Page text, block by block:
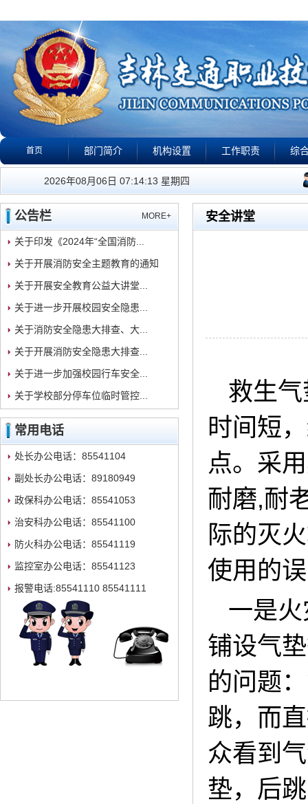
首页 部门简介 机构设置 工作职责 综
公告栏 政策法规 下载专区 视
2026年08月06日 07:14:13 星期四 我们的工作宗旨是：
公告栏 MORE+
关于印发《2024年“全国消防...
关于开展消防安全主题教育的通知
关于开展安全教育公益大讲堂...
关于进一步开展校园安全隐患...
关于消防安全隐患大排查、大...
关于开展消防安全隐患大排查...
关于进一步加强校园行车安全...
关于学校部分停车位临时管控...
常用电话
处长办公电话：85541104
副处长办公电话：89180949
政保科办公电话：85541053
治安科办公电话：85541100
防火科办公电话：85541119
监控室办公电话：85541123
报警电话:85541110 85541111
安全讲堂
救生
时间短
点。采
耐磨,耐
际的灭
使用的
一是
铺设气
的问题
跳，而
众看到
垫，后